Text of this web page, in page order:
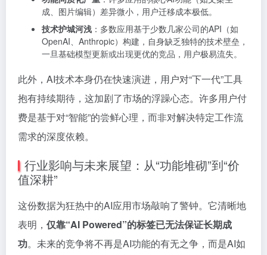
成、图片编辑）差异微小，用户迁移成本极低。
技术护城河浅 ：多数应用基于少数几家公司的API（如
OpenAI、Anthropic）构建，自身缺乏独特的技术壁垒，
一旦基础模型更新或出现更优的竞品，用户极易流失。
此外，AI技术本身仍在快速演进，用户对“下一代”工具
抱有持续期待，这加剧了市场的浮躁心态。许多用户付
费是基于对“智能”的尝鲜心理，而非对解决特定工作流
需求的深度依赖。
行业影响与未来展望：从“功能堆砌”到“价
值深耕”
这份数据为狂热中的AI应用市场敲响了警钟。它清晰地
表明， 仅靠“AI Powered”的标签已无法保证长期成
功。未来的竞争将不再是AI功能的有无之争，而是AI如